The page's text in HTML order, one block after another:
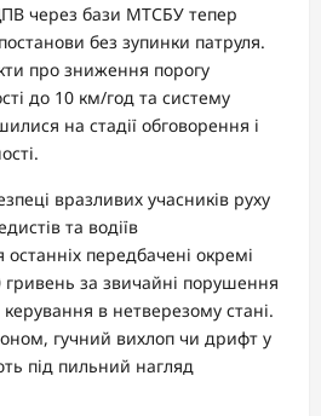
через бази МТСБУ тепер
без зупинки патруля.
про зниження порогу
до 10 км/год та систему
на стадії обговорення і
вразливих учасників руху
та водіїв
передбачені окремі
гривень за звичайні порушення
в нетверезому стані.
гучний вихлоп чи дрифт у
під пильний нагляд